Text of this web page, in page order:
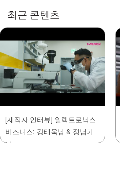
최근 콘텐츠
[재직자 인터뷰] 일렉트로닉스
비즈니스: 강태욱님 & 정님기
님